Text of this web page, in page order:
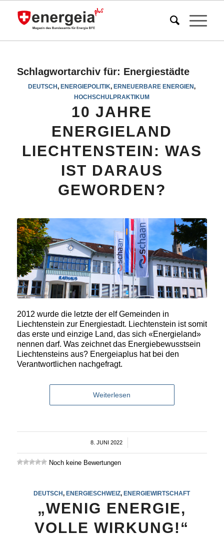
Schlagwortarchiv für: Energiestädte
DEUTSCH,ENERGIEPOLITIK,ERNEUERBARE ENERGIEN,
HOCHSCHULPRAKTIKUM
10 JAHRE
ENERGIELAND
LIECHTENSTEIN: WAS
IST DARAUS
GEWORDEN?
2012 wurde die letzte der elf Gemeinden in
Liechtenstein zur Energiestadt. Liechtenstein ist somit
das erste und einzige Land, das sich «Energieland»
nennen darf. Was zeichnet das Energiebewusstsein
Liechtensteins aus? Energeiaplus hat bei den
Verantwortlichen nachgefragt.
Weiterlesen
8. JUNI 2022
/
Noch keine Bewertungen
DEUTSCH,ENERGIESCHWEIZ,ENERGIEWIRTSCHAFT
„WENIG ENERGIE,
VOLLE WIRKUNG!“